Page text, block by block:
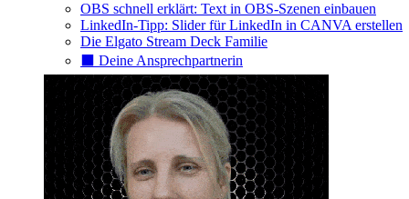
OBS schnell erklärt: Text in OBS-Szenen einbauen
LinkedIn-Tipp: Slider für LinkedIn in CANVA erstellen
Die Elgato Stream Deck Familie
⬛️ Deine Ansprechpartnerin